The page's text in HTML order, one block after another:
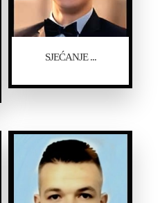
SJEĆANJE ...